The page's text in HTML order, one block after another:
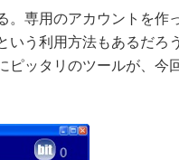
専用のアカウントを作
いう利用方法もあるだろ
ピッタリのツールが、今